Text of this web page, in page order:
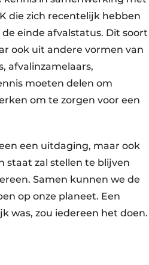
die zich recentelijk hebben
einde afvalstatus. Dit soort
ook uit andere vormen van
afvalinzamelaars,
moeten delen om
om te zorgen voor een
een uit­daging, maar ook
staat zal stellen te blijven
Samen kunnen we de
op onze planeet. Een
was, zou iedereen het doen.